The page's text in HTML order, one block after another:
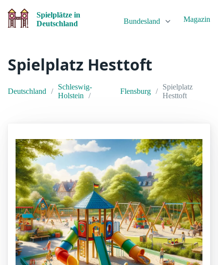
Spielplätze in
Deutschland
Bundesland Magazin
Spielplatz Hesttoft
Deutschland
Schleswig-
Holstein
Flensburg
Spielplatz
Hesttoft